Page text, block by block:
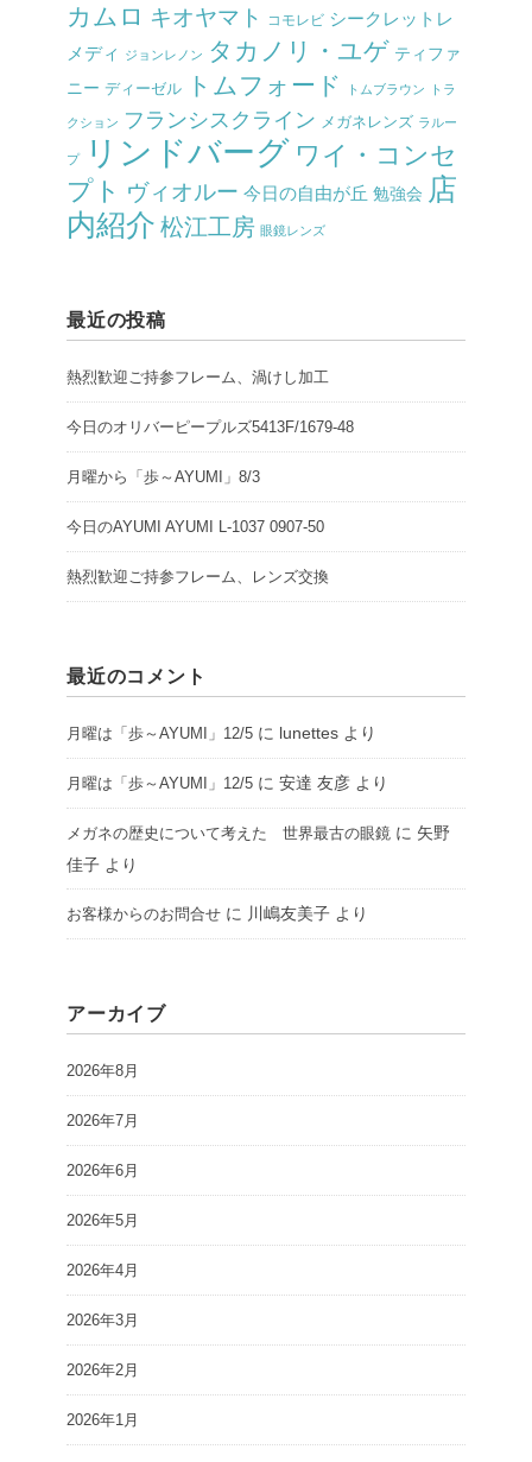
カムロ キオヤマト コモレビ シークレットレ
メディ
ジョンレノン タカノリ・ユゲ ティファ
ニー ディーゼル トムフォード トムブラウン トラ
クション フランシスクライン メガネレンズ ラルー
プ リンドバーグ ワイ・コンセ
プト ヴィオルー 今日の自由が丘 勉強会 店
内紹介 松江工房 眼鏡レンズ
最近の投稿
熱烈歓迎ご持参フレーム、渦けし加工
今日のオリバーピープルズ5413F/1679-48
月曜から「歩～AYUMI」8/3
今日のAYUMI AYUMI L-1037 0907-50
熱烈歓迎ご持参フレーム、レンズ交換
最近のコメント
月曜は「歩～AYUMI」12/5 に lunettes より
月曜は「歩～AYUMI」12/5 に 安達 友彦 より
メガネの歴史について考えた 世界最古の眼鏡 に 矢野
佳子 より
お客様からのお問合せ に 川嶋友美子 より
アーカイブ
2026年8月
2026年7月
2026年6月
2026年5月
2026年4月
2026年3月
2026年2月
2026年1月